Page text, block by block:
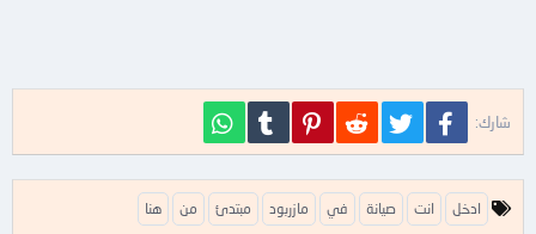
شارك: فيسبوك تويتر Reddit
Pinterest
Tumblr
ا
ل
ادخل انت صيانة في مازربود مبتدئ من هنا